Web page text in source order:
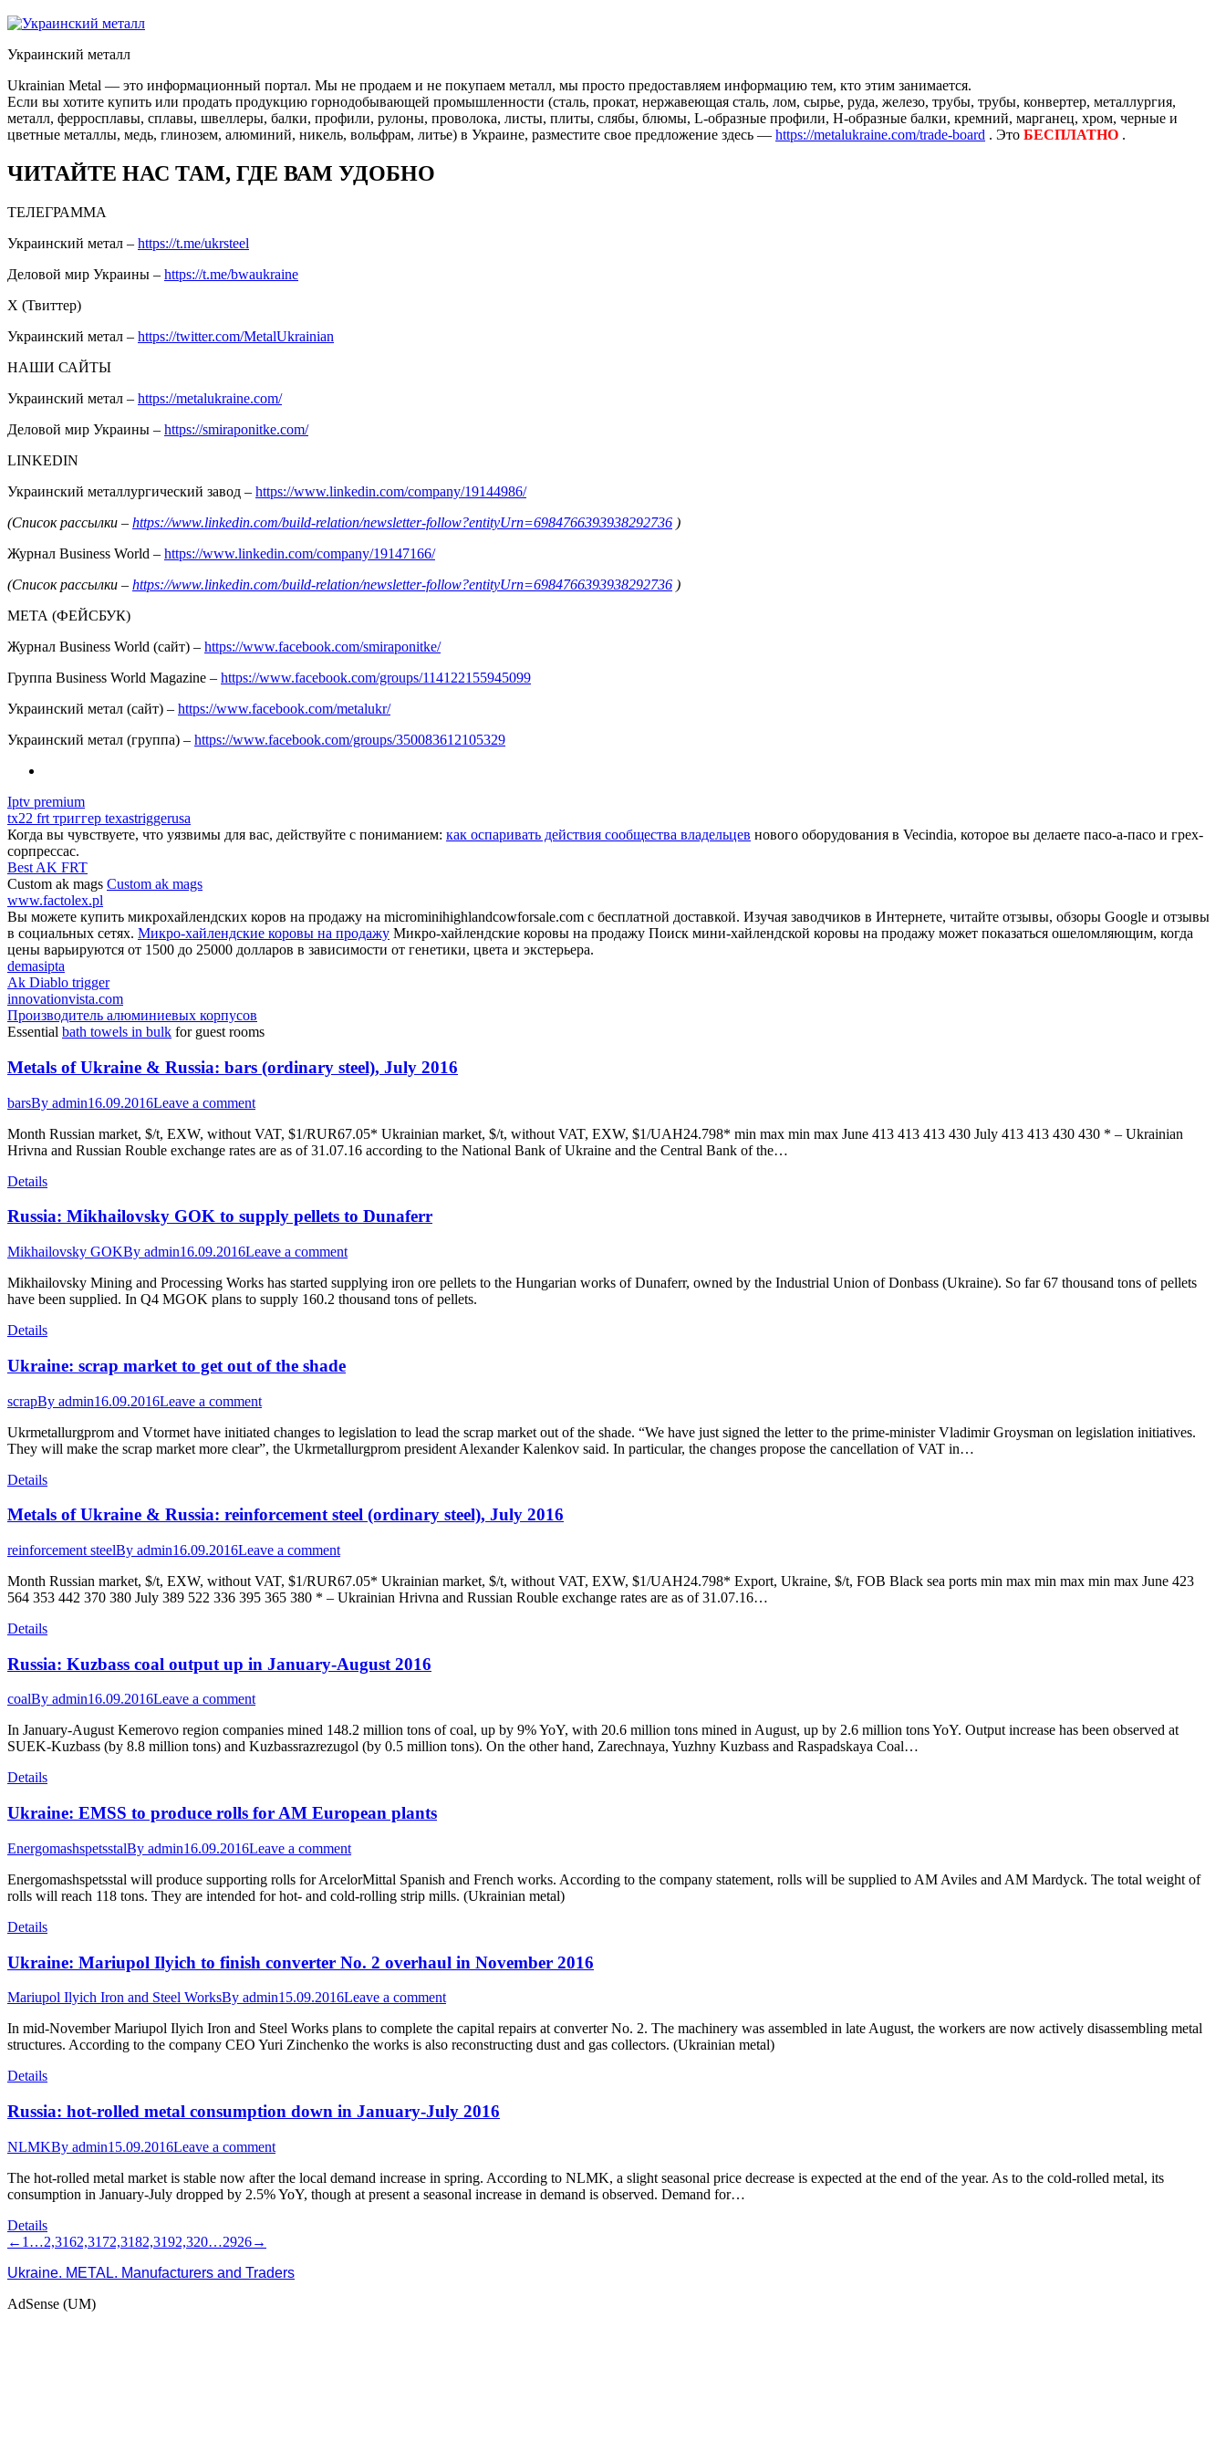
Украинский металл
Ukrainian Metal — это информационный портал. Мы не продаем и не покупаем металл, мы просто предоставляем информацию тем, кто этим занимается.
Если вы хотите купить или продать продукцию горнодобывающей промышленности (сталь, прокат, нержавеющая сталь, лом, сырье, руда, железо, трубы, трубы, конвертер, металлургия,
металл, ферросплавы, сплавы, швеллеры, балки, профили, рулоны, проволока, листы, плиты, слябы, блюмы, L-образные профили, H-образные балки, кремний, марганец, хром, черные и
цветные металлы, медь, глинозем, алюминий, никель, вольфрам, литье) в Украине, разместите свое предложение здесь — https://metalukraine.com/trade-board . Это БЕСПЛАТНО .
ЧИТАЙТЕ НАС ТАМ, ГДЕ ВАМ УДОБНО
ТЕЛЕГРАММА
Украинский метал – https://t.me/ukrsteel
Деловой мир Украины – https://t.me/bwaukraine
Х (Твиттер)
Украинский метал – https://twitter.com/MetalUkrainian
НАШИ САЙТЫ
Украинский метал – https://metalukraine.com/
Деловой мир Украины – https://smiraponitke.com/
LINKEDIN
Украинский металлургический завод – https://www.linkedin.com/company/19144986/
(Список рассылки – https://www.linkedin.com/build-relation/newsletter-follow?entityUrn=6984766393938292736 )
Журнал Business World – https://www.linkedin.com/company/19147166/
(Список рассылки – https://www.linkedin.com/build-relation/newsletter-follow?entityUrn=6984766393938292736 )
МЕТА (ФЕЙСБУК)
Журнал Business World (сайт) – https://www.facebook.com/smiraponitke/
Группа Business World Magazine – https://www.facebook.com/groups/114122155945099
Украинский метал (сайт) – https://www.facebook.com/metalukr/
Украинский метал (группа) – https://www.facebook.com/groups/350083612105329
Iptv premium
tx22 frt триггер texastriggerusa
Когда вы чувствуете, что уязвимы для вас, действуйте с пониманием: как оспаривать действия сообщества владельцев нового оборудования в Vecindia, которое вы делаете пасо-а-пасо и грех-
сорпрессас.
Best AK FRT
Custom ak mags Custom ak mags
www.factolex.pl
Вы можете купить микрохайлендских коров на продажу на microminihighlandcowforsale.com с бесплатной доставкой. Изучая заводчиков в Интернете, читайте отзывы, обзоры Google и отзывы
в социальных сетях. Микро-хайлендские коровы на продажу Микро-хайлендские коровы на продажу Поиск мини-хайлендской коровы на продажу может показаться ошеломляющим, когда
цены варьируются от 1500 до 25000 долларов в зависимости от генетики, цвета и экстерьера.
demasipta
Ak Diablo trigger
innovationvista.com
Производитель алюминиевых корпусов
Essential bath towels in bulk for guest rooms
Metals of Ukraine & Russia: bars (ordinary steel), July 2016
barsBy admin16.09.2016Leave a comment
Month Russian market, $/t, EXW, without VAT, $1/RUR67.05* Ukrainian market, $/t, without VAT, EXW, $1/UAH24.798* min max min max June 413 413 413 430 July 413 413 430 430 * – Ukrainian
Hrivna and Russian Rouble exchange rates are as of 31.07.16 according to the National Bank of Ukraine and the Central Bank of the…
Details
Russia: Mikhailovsky GOK to supply pellets to Dunaferr
Mikhailovsky GOKBy admin16.09.2016Leave a comment
Mikhailovsky Mining and Processing Works has started supplying iron ore pellets to the Hungarian works of Dunaferr, owned by the Industrial Union of Donbass (Ukraine). So far 67 thousand tons of pellets
have been supplied. In Q4 MGOK plans to supply 160.2 thousand tons of pellets.
Details
Ukraine: scrap market to get out of the shade
scrapBy admin16.09.2016Leave a comment
Ukrmetallurgprom and Vtormet have initiated changes to legislation to lead the scrap market out of the shade. “We have just signed the letter to the prime-minister Vladimir Groysman on legislation initiatives.
They will make the scrap market more clear”, the Ukrmetallurgprom president Alexander Kalenkov said. In particular, the changes propose the cancellation of VAT in…
Details
Metals of Ukraine & Russia: reinforcement steel (ordinary steel), July 2016
reinforcement steelBy admin16.09.2016Leave a comment
Month Russian market, $/t, EXW, without VAT, $1/RUR67.05* Ukrainian market, $/t, without VAT, EXW, $1/UAH24.798* Export, Ukraine, $/t, FOB Black sea ports min max min max min max June 423
564 353 442 370 380 July 389 522 336 395 365 380 * – Ukrainian Hrivna and Russian Rouble exchange rates are as of 31.07.16…
Details
Russia: Kuzbass coal output up in January-August 2016
coalBy admin16.09.2016Leave a comment
In January-August Kemerovo region companies mined 148.2 million tons of coal, up by 9% YoY, with 20.6 million tons mined in August, up by 2.6 million tons YoY. Output increase has been observed at
SUEK-Kuzbass (by 8.8 million tons) and Kuzbassrazrezugol (by 0.5 million tons). On the other hand, Zarechnaya, Yuzhny Kuzbass and Raspadskaya Coal…
Details
Ukraine: EMSS to produce rolls for AM European plants
EnergomashspetsstalBy admin16.09.2016Leave a comment
Energomashspetsstal will produce supporting rolls for ArcelorMittal Spanish and French works. According to the company statement, rolls will be supplied to AM Aviles and AM Mardyck. The total weight of
rolls will reach 118 tons. They are intended for hot- and cold-rolling strip mills. (Ukrainian metal)
Details
Ukraine: Mariupol Ilyich to finish converter No. 2 overhaul in November 2016
Mariupol Ilyich Iron and Steel WorksBy admin15.09.2016Leave a comment
In mid-November Mariupol Ilyich Iron and Steel Works plans to complete the capital repairs at converter No. 2. The machinery was assembled in late August, the workers are now actively disassembling metal
structures. According to the company CEO Yuri Zinchenko the works is also reconstructing dust and gas collectors. (Ukrainian metal)
Details
Russia: hot-rolled metal consumption down in January-July 2016
NLMKBy admin15.09.2016Leave a comment
The hot-rolled metal market is stable now after the local demand increase in spring. According to NLMK, a slight seasonal price decrease is expected at the end of the year. As to the cold-rolled metal, its
consumption in January-July dropped by 2.5% YoY, though at present a seasonal increase in demand is observed. Demand for…
Details
← 1 …2,3162,3172,3182,3192,320…2926→
Ukraine. METAL. Manufacturers and Traders
AdSense (UM)